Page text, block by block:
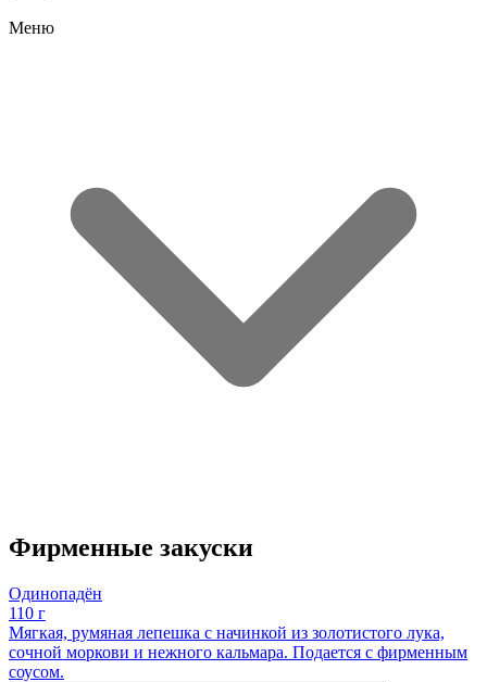
Меню
Фирменные закуски
Одинопадён
110 г
Мягкая, румяная лепешка с начинкой из золотистого лука,
сочной моркови и нежного кальмара. Подается с фирменным
соусом.